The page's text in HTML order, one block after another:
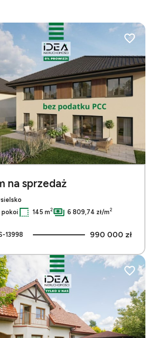
Dodaj do
na sprzedaż
pokoi
145 m2 6 809,74 zł/m2
13998 990 000 zł
Dodaj do